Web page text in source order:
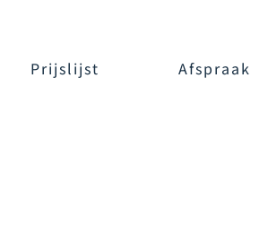
Prijslijst Afspraak